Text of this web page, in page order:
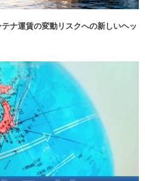
ナ運賃の変動リスクへの新しいヘッ